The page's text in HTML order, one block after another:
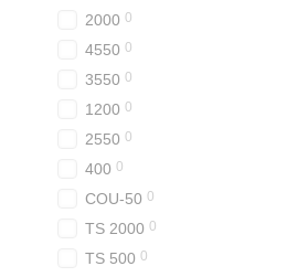
2000 0
4550 0
3550 0
1200 0
2550 0
400 0
COU-50 0
TS 2000 0
TS 500 0